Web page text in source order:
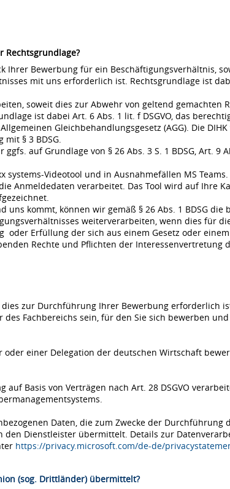
Rechtsgrundlage?
Ihrer Bewerbung für ein Beschäftigungsverhältnis,
mit uns erforderlich ist. Rechtsgrundlage ist
soweit dies zur Abwehr von geltend gemachten
ist dabei Art. 6 Abs. 1 lit. f DSGVO, das
Gleichbehandlungsgesetz (AGG). Die
§ 3 BDSG.
auf Grundlage von § 26 Abs. 3 S. 1 BDSG, Art. 9
Videotool und in Ausnahmefällen MS
Anmeldedaten verarbeitet. Das Tool wird auf Ihre
kommt, können wir gemäß § 26 Abs. 1 BDSG die
weiterverarbeiten, wenn dies für
Erfüllung der sich aus einem Gesetz oder
Rechte und Pflichten der Interessenvertretung
zur Durchführung Ihrer Bewerbung erforderlich
Fachbereichs sein, für den Sie sich bewerben
einer Delegation der deutschen Wirtschaft
Basis von Verträgen nach Art. 28 DSGVO
Daten, die zum Zwecke der Durchführung
den Dienstleister übermittelt. Details zur
https://privacy.microsoft.com/de-de/
(sog. Drittländer) übermittelt?